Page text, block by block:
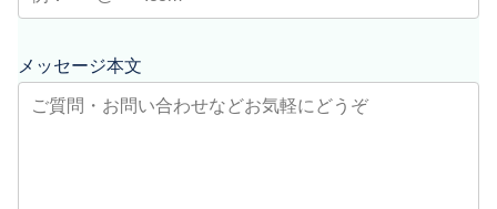
メッセージ本文